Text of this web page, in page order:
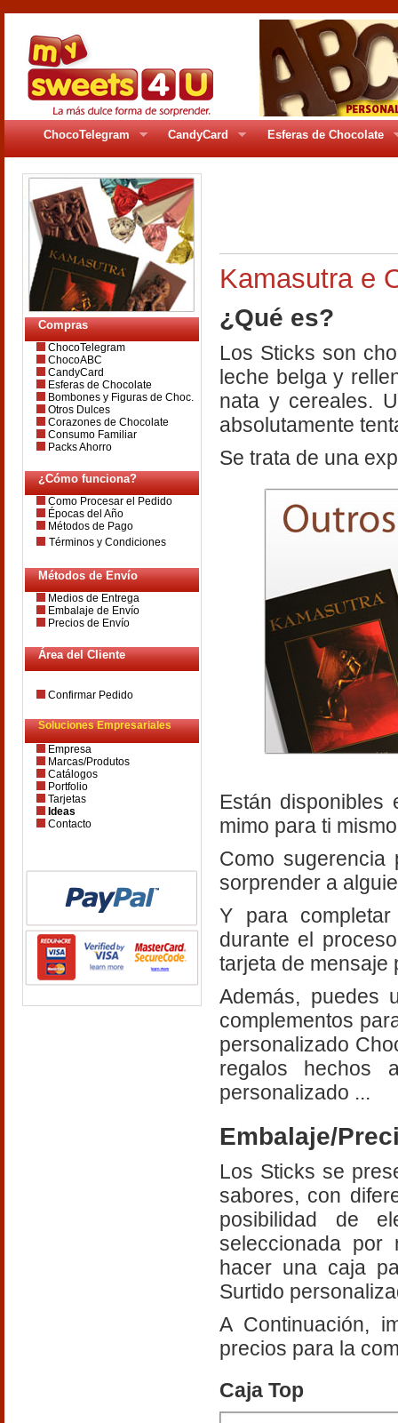
ChocoTelegram CandyCard Esferas de Chocolate
Compras
ChocoTelegram
ChocoABC
CandyCard
Esferas de Chocolate
Bombones y Figuras de Choc.
Otros Dulces
Corazones de Chocolate
Consumo Familiar
Packs Ahorro
¿Cómo funciona?
Como Procesar el Pedido
Épocas del Año
Métodos de Pago
Términos y Condiciones
Métodos de Envío
Medios de Entrega
Embalaje de Envío
Precios de Envío
Área del Cliente
Confirmar Pedido
Soluciones Empresariales
Empresa
Marcas/Produtos
Catálogos
Portfolio
Tarjetas
Ideas
Contacto
Kamasutra e
¿Qué es?
Los Sticks son
leche belga y
nata y cereales.
absolutamente
Se trata de una
Están disponibles
mimo para ti
Como
sorprender a
Y para
durante el
tarjeta de mensaje
Además, puedes
complementos
personalizado
regalos hechos
personalizado ...
Embalaje/
Los Sticks se
sabores, con
posibilidad de
seleccionada por
hacer una caja
Surtido
A Continuación,
precios para la
Caja Top